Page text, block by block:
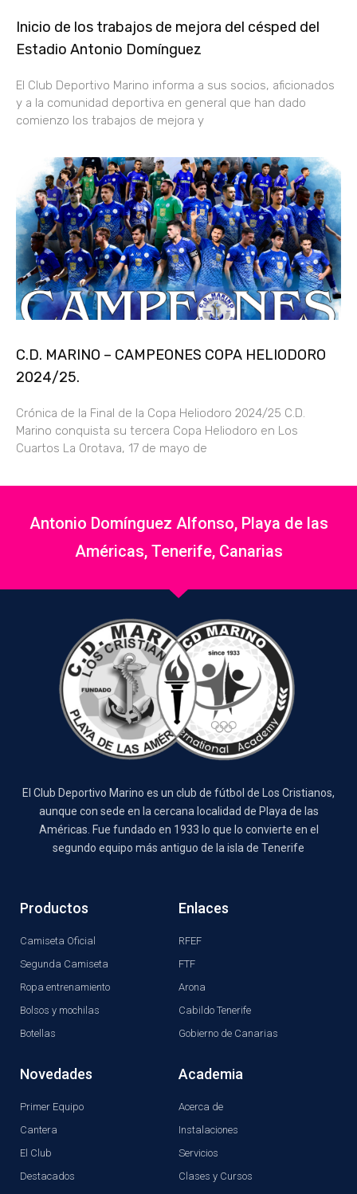
Inicio de los trabajos de mejora del césped del
Estadio Antonio Domínguez
El Club Deportivo Marino informa a sus socios, aficionados
y a la comunidad deportiva en general que han dado
comienzo los trabajos de mejora y
C.D. MARINO – CAMPEONES COPA HELIODORO
2024/25.
Crónica de la Final de la Copa Heliodoro 2024/25 C.D.
Marino conquista su tercera Copa Heliodoro en Los
Cuartos La Orotava, 17 de mayo de
Antonio Domínguez Alfonso, Playa de las
Américas, Tenerife, Canarias
El Club Deportivo Marino es un club de fútbol de Los Cristianos,
aunque con sede en la cercana localidad de Playa de las
Américas. Fue fundado en 1933 lo que lo convierte en el
segundo equipo más antiguo de la isla de Tenerife
Productos
Camiseta Oficial
Segunda Camiseta
Ropa entrenamiento
Bolsos y mochilas
Botellas
Enlaces
RFEF
FTF
Arona
Cabildo Tenerife
Gobierno de Canarias
Novedades
Primer Equipo
Cantera
El Club
Destacados
Academia
Acerca de
Instalaciones
Servicios
Clases y Cursos